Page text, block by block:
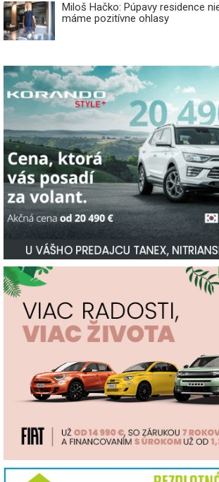
Miloš Hačko: Púpavy residence
máme pozitívne ohlasy